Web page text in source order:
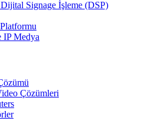
Signage İşleme (DSP)
IP Medya
Çözümleri